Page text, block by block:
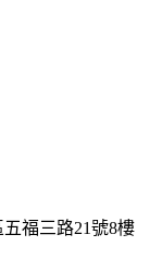
福三路21號8樓